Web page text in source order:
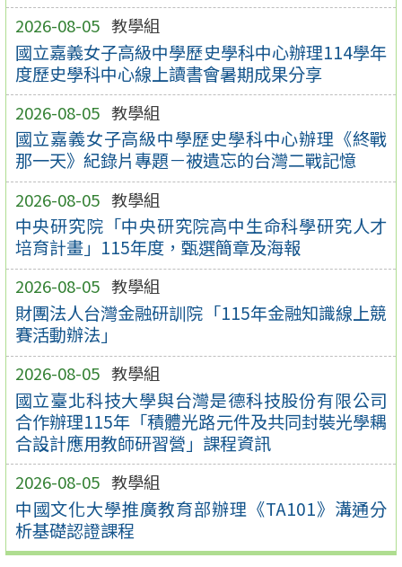
2026-08-05 教學組
國立嘉義女子高級中學歷史學科中心辦理114學年
度歷史學科中心線上讀書會暑期成果分享
2026-08-05 教學組
國立嘉義女子高級中學歷史學科中心辦理《終戰
那一天》紀錄片專題－被遺忘的台灣二戰記憶
2026-08-05 教學組
中央研究院「中央研究院高中生命科學研究人才
培育計畫」115年度，甄選簡章及海報
2026-08-05 教學組
財團法人台灣金融研訓院「115年金融知識線上競
賽活動辦法」
2026-08-05 教學組
國立臺北科技大學與台灣是德科技股份有限公司
合作辦理115年「積體光路元件及共同封裝光學耦
合設計應用教師研習營」課程資訊
2026-08-05 教學組
中國文化大學推廣教育部辦理《TA101》溝通分
析基礎認證課程